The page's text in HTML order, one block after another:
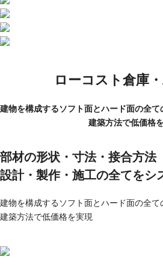
ローコスト倉庫
建物を構成するソフト面とハード面の全
建築方法で低価格
部材の形状・⼨法・接合⽅法
設計・製作・施⼯の全てをシ
建物を構成するソフト面とハード面の全
建築方法で低価格を実現